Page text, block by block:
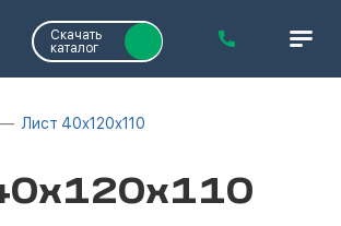
Скачать
каталог
Лист 40х120х110